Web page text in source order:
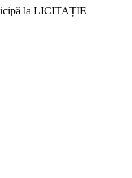
la LICITAȚIE